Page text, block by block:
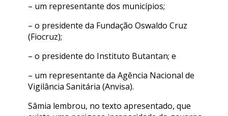
– um representante dos municípios;
– o presidente da Fundação Oswaldo Cruz
(Fiocruz);
– o presidente do Instituto Butantan; e
– um representante da Agência Nacional de
Vigilância Sanitária (Anvisa).
Sâmia lembrou, no texto apresentado, que